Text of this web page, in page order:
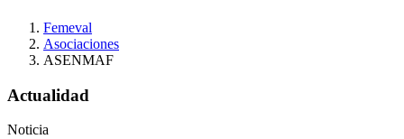
Femeval
Asociaciones
ASENMAF
Actualidad
Noticia